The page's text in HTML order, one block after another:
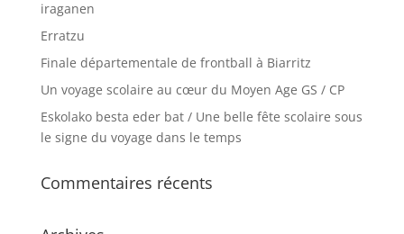
iraganen
Erratzu
Finale départementale de frontball à Biarritz
Un voyage scolaire au cœur du Moyen Age GS / CP
Eskolako besta eder bat / Une belle fête scolaire sous
le signe du voyage dans le temps
Commentaires récents